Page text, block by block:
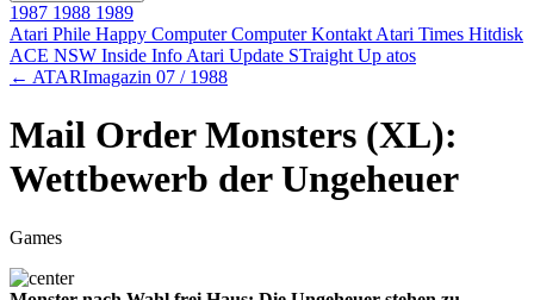
1987 1988 1989
Atari Phile Happy ComputerComputer Kontakt Atari Times Hitdisk
ACE NSW Inside Info Atari Update STraight Up atos
← ATARImagazin 07 / 1988
Mail Order Monsters (XL):
Wettbewerb der Ungeheuer
Games